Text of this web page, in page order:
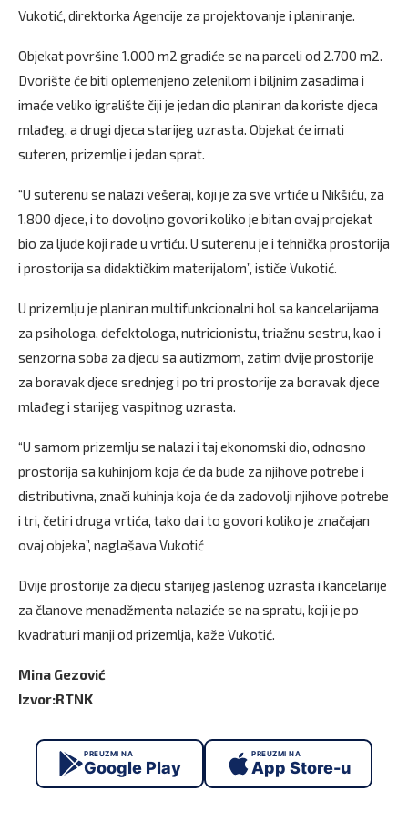
Vukotić, direktorka Agencije za projektovanje i planiranje.
Objekat površine 1.000 m2 gradiće se na parceli od 2.700 m2.
Dvorište će biti oplemenjeno zelenilom i biljnim zasadima i
imaće veliko igralište čiji je jedan dio planiran da koriste djeca
mlađeg, a drugi djeca starijeg uzrasta. Objekat će imati
suteren, prizemlje i jedan sprat.
“U suterenu se nalazi vešeraj, koji je za sve vrtiće u Nikšiću, za
1.800 djece, i to dovoljno govori koliko je bitan ovaj projekat
bio za ljude koji rade u vrtiću. U suterenu je i tehnička prostorija
i prostorija sa didaktičkim materijalom”, ističe Vukotić.
U prizemlju je planiran multifunkcionalni hol sa kancelarijama
za psihologa, defektologa, nutricionistu, triažnu sestru, kao i
senzorna soba za djecu sa autizmom, zatim dvije prostorije
za boravak djece srednjeg i po tri prostorije za boravak djece
mlađeg i starijeg vaspitnog uzrasta.
“U samom prizemlju se nalazi i taj ekonomski dio, odnosno
prostorija sa kuhinjom koja će da bude za njihove potrebe i
distributivna, znači kuhinja koja će da zadovolji njihove potrebe
i tri, četiri druga vrtića, tako da i to govori koliko je značajan
ovaj objeka”, naglašava Vukotić
Dvije prostorije za djecu starijeg jaslenog uzrasta i kancelarije
za članove menadžmenta nalaziće se na spratu, koji je po
kvadraturi manji od prizemlja, kaže Vukotić.
Mina Gezović
Izvor:RTNK
PREUZMI NA
Google Play
PREUZMI NA
App Store-u